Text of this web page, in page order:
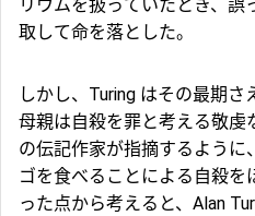
リウムを扱っていたとき、
取して命を落とした。
しかし、Turing はその最期
母親は自殺を罪と考える敬虔
の伝記作家が指摘するように
ゴを食べることによる自殺
った点から考えると、Alan